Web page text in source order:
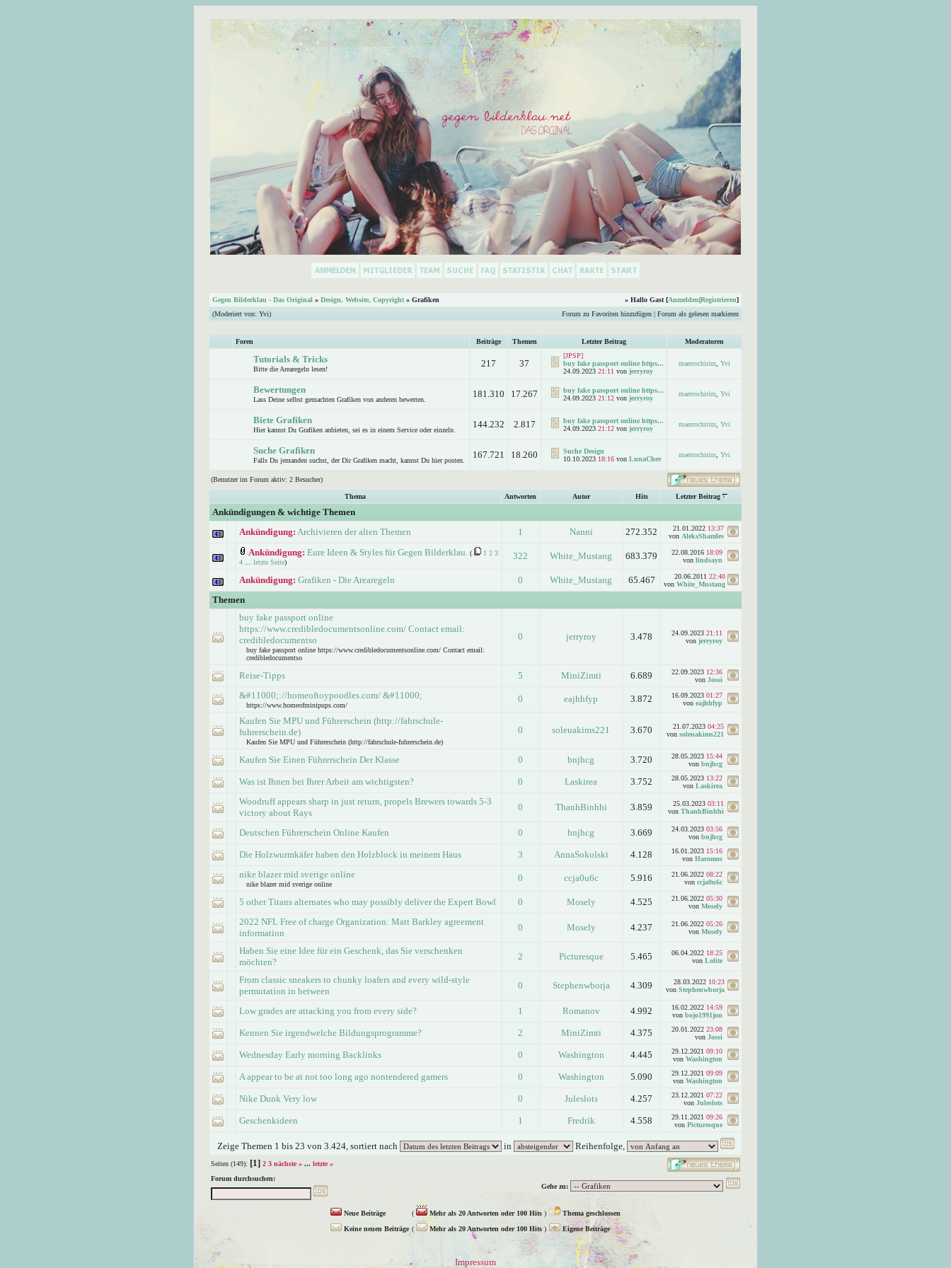
Gegen Bilderklau - Das Original » Design, Website, Copyright » Grafiken » Hallo Gast [Anmelden|Registrieren]
(Moderiert von: Yvi) Forum zu Favoriten hinzufügen | Forum als gelesen markieren
Foren Beiträge Themen Letzter Beitrag Moderatoren
Tutorials & Tricks
Bitte die Arearegeln lesen!
217 37
[JPSP]
buy fake passport online https...
24.09.2023 21:11 von jerryroy
maerrochirim Yvi
Bewertungen
Lass Deine selbst gemachten Grafiken von anderen bewerten.
181.310 17.267
buy fake passport online https...
24.09.2023 21:12 von jerryroy
maerrochirim Yvi
Biete Grafiken
Hier kannst Du Grafiken anbieten, sei es in einem Service oder einzeln.
144.232 2.817
buy fake passport online https...
24.09.2023 21:12 von jerryroy
maerrochirim Yvi
Suche Grafiken
Falls Du jemanden suchst, der Dir Grafiken macht, kannst Du hier posten.
167.721 18.260
Suche Design
10.10.2023 18:16 von LunaChee
maerrochirim Yvi
(Benutzer im Forum aktiv: 2 Besucher)
Thema Antworten Autor Hits Letzter Beitrag
Ankündigungen & wichtige Themen
Ankündigung: Archivieren der alten Themen 1 Nanni 272.352 21.01.2022 13:37
von AleksShamles
Ankündigung: Eure Ideen & Styles für Gegen Bilderklau. ( 1 2 3
4
letzte Seite)
322 White_Mustang 683.379 22.08.2016 18:09
von lindsayn
Ankündigung: Grafiken - Die Arearegeln 0 White_Mustang 65.467 20.06.2011 22:40
von White_Mustang
Themen
buy fake passport online
https://www.credibledocumentsonline.com/ Contact email:
credibledocumentso
buy fake passport online https://www.credibledocumentsonline.com/ Contact email:
credibledocumentso
0 jerryroy 3.478 24.09.2023 21:11
von jerryroy
Reise-Tipps 5 MiniZimti 6.689 22.09.2023 12:36
von Jossi
&#11000;://homeoftoypoodles.com/ &#11000;
https://www.homeofminipups.com/
0 eajhhfyp 3.872 16.09.2023 01:27
von eajhhfyp
Kaufen Sie MPU und Führerschein (http://fahrschule-
fuhrerschein.de)
Kaufen Sie MPU und Führerschein (http://fahrschule-fuhrerschein.de)
0 soleuakims221 3.670 21.07.2023 04:25
von soleuakims221
Kaufen Sie Einen Führerschein Der Klasse 0 bnjhcg 3.720 28.05.2023 15:44
von bnjhcg
Was ist Ihnen bei Ihrer Arbeit am wichtigsten? 0 Laskirea 3.752 28.05.2023 13:22
von Laskirea
Woodruff appears sharp in just return, propels Brewers towards 5-3
victory about Rays
0 ThanhBinhhi 3.859 25.03.2023 03:11
von ThanhBinhhi
Deutschen Führerschein Online Kaufen 0 bnjhcg 3.669 24.03.2023 03:56
von bnjhcg
Die Holzwurmkäfer haben den Holzblock in meinem Haus 3 AnnaSokolski 4.128 16.01.2023 15:16
von Haromos
nike blazer mid sverige online
nike blazer mid sverige online
0 ccja0u6c 5.916 21.06.2022 08:22
von ccja0u6c
5 other Titans alternates who may possibly deliver the Expert Bowl 0 Mosely 4.525 21.06.2022 05:30
von Mosely
2022 NFL Free of charge Organization: Matt Barkley agreement
information
0 Mosely 4.237 21.06.2022 05:26
von Mosely
Haben Sie eine Idee für ein Geschenk, das Sie verschenken
möchten?
2 Picturesque 5.465 06.04.2022 18:25
von Lolite
From classic sneakers to chunky loafers and every wild-style
permutation in between
0 Stephenwborja 4.309 28.03.2022 10:23
von Stephenwborja
Low grades are attacking you from every side? 1 Romanov 4.992 16.02.2022 14:59
von bojo1991jon
Kennen Sie irgendwelche Bildungsprogramme? 2 MiniZimti 4.375 20.01.2022 23:08
von Jossi
Wednesday Early morning Backlinks 0 Washington 4.445 29.12.2021 09:10
von Washington
A appear to be at not too long ago nontendered gamers 0 Washington 5.090 29.12.2021 09:09
von Washington
Nike Dunk Very low 0 Juleslots 4.257 23.12.2021 07:22
von Juleslots
Geschenkideen 1 Fredrik 4.558 29.11.2021 09:26
von Picturesque
Zeige Themen 1 bis 23 von 3.424, sortiert nach in Reihenfolge,
Seiten (149): [1] 2 3 nächste » ... letzte »
Forum durchsuchen:
Gehe zu:
Neue Beiträge ( Mehr als 20 Antworten oder 100 Hits )
Thema geschlossen
Keine neuen Beiträge ( Mehr als 20 Antworten oder 100 Hits ) Eigene Beiträge
Impressum